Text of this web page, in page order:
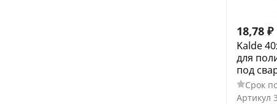
18,78 ₽
Kalde
для
под
Срок
Артикул